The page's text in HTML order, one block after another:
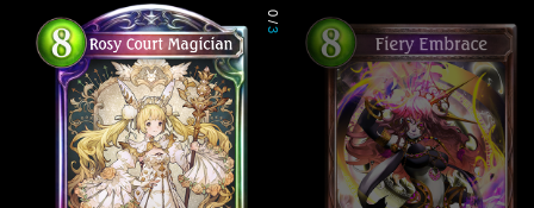
0
/
3